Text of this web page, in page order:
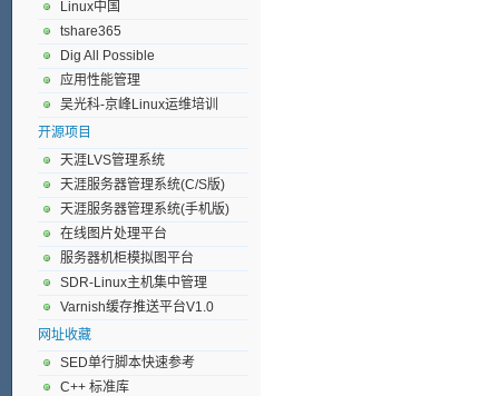
Linux中国
tshare365
Dig All Possible
应用性能管理
吴光科-京峰Linux运维培训
开源项目
天涯LVS管理系统
天涯服务器管理系统(C/S版)
天涯服务器管理系统(手机版)
在线图片处理平台
服务器机柜模拟图平台
SDR-Linux主机集中管理
Varnish缓存推送平台V1.0
网址收藏
SED单行脚本快速参考
C++ 标准库